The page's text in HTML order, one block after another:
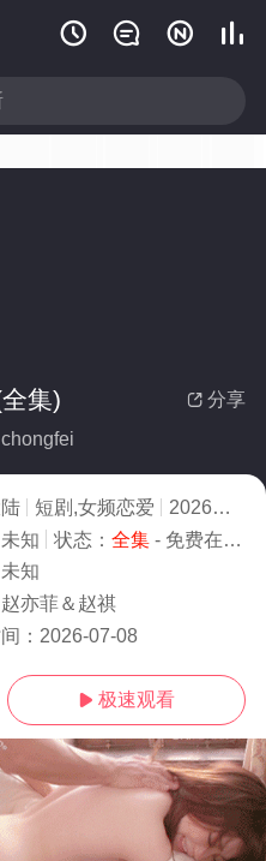
   
 分享
集)
短剧,女频恋爱 2026
9.0
未知 状态： 全集- 免费在线观看
未知
赵亦菲＆赵祺
： 2026-07-08
 极速观看